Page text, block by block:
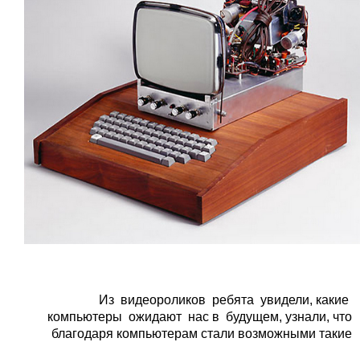
Из видеороликов ребята увидели, какие
компьютеры ожидают нас в будущем, узнали, что
благодаря компьютерам стали возможными такие